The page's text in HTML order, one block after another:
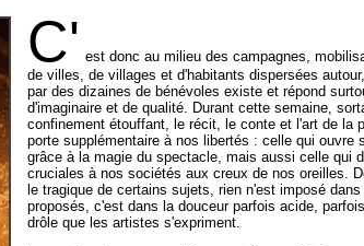
C' est donc au milieu des campagnes,
de villes, de villages et d'habitants dispersées
par des dizaines de bénévoles existe et répond
d'imaginaire et de qualité. Durant cette semaine,
confinement étouffant, le récit, le conte et l'art de la
porte supplémentaire à nos libertés : celle qui ouvre
grâce à la magie du spectacle, mais aussi celle qui
cruciales à nos sociétés aux creux de nos oreilles.
le tragique de certains sujets, rien n'est imposé
proposés, c'est dans la douceur parfois acide,
drôle que les artistes s'expriment.